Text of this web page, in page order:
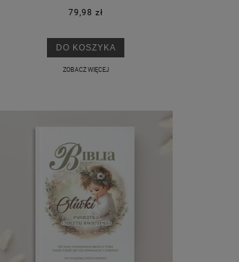
79,98 zł
DO KOSZYKA
ZOBACZ WIĘCEJ